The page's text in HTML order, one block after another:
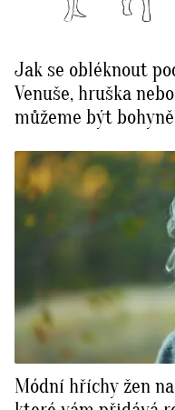
Jak se obléknout
Venuše, hruška
můžeme být bohyně
Módní hříchy žen